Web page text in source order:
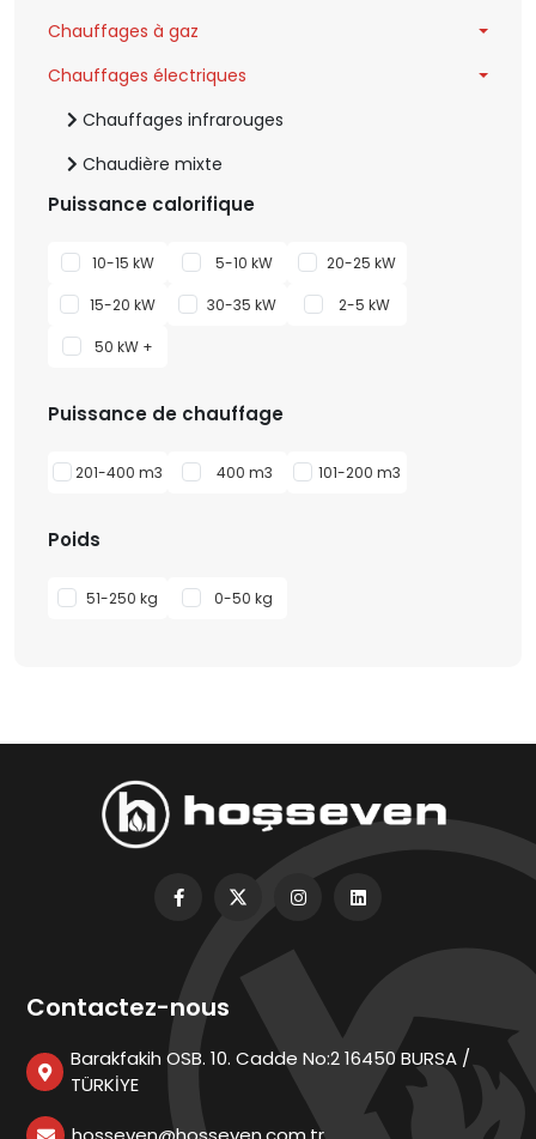
Chauffages électriques
Chauffages infrarouges
Chaudière mixte
Chauffages à gaz
Puissance calorifique
10-15 kW 5-10 kW 20-25 kW
15-20 kW 30-35 kW 2-5 kW
50 kW +
Puissance de chauffage
201-400 m3 400 m3 101-200 m3
Poids
51-250 kg 0-50 kg
Contactez-nous
Barakfakih OSB. 10. Cadde No:2 16450 BURSA /
TÜRKİYE